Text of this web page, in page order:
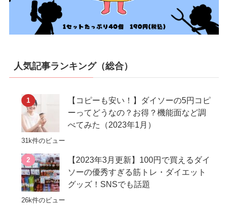
人気記事ランキング（総合）
【コピーも安い！】ダイソーの5円コピ
ーってどうなの？お得？機能面など調
べてみた（2023年1月）
31k件のビュー
【2023年3月更新】100円で買えるダイ
ソーの優秀すぎる筋トレ・ダイエット
グッズ！SNSでも話題
26k件のビュー